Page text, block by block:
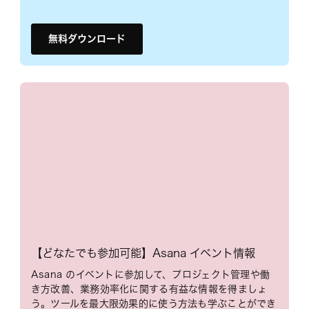
無料ダウンロード
【どなたでも参加可能】Asana イベント情報
Asana のイベントに参加して、プロジェクト管理や働
き方改善、業務効率化に関する有益な情報を得ましょ
う。ツールを最大限効果的に使う方法も学ぶことができ